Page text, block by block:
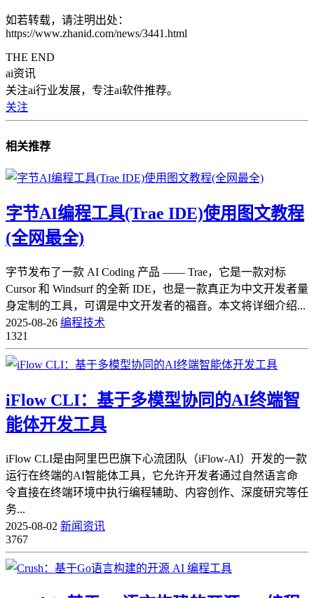
如若转载，请注明出处：
https://www.zhanid.com/news/3441.html
THE END
ai资讯
关注ai行业发展，专注ai软件推荐。
关注
相关推荐
字节AI编程工具(Trae IDE)使用图文教程
(全网最全)
字节发布了一款 AI Coding 产品 —— Trae，它是一款对标
Cursor 和 Windsurf 的全新 IDE，也是一款真正为中文开发者量
身定制的工具，可谓是中文开发者的福音。本文将详细介绍...
2025-08-26 编程技术
1321
iFlow CLI：基于多模型协同的AI终端智
能体开发工具
iFlow CLI是由阿里巴巴旗下心流团队（iFlow-AI）开发的一款
运行在终端的AI智能体工具，它允许开发者通过自然语言命
令直接在终端环境中执行编程辅助、内容创作、深度研究等任
务...
2025-08-02 新闻资讯
3767